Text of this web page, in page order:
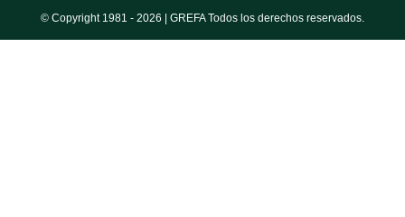
© Copyright 1981 - 2026 | GREFA Todos los derechos reservados.